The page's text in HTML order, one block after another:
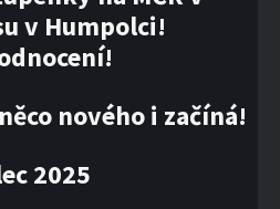
v Humpolci!
nového i začíná!
2025